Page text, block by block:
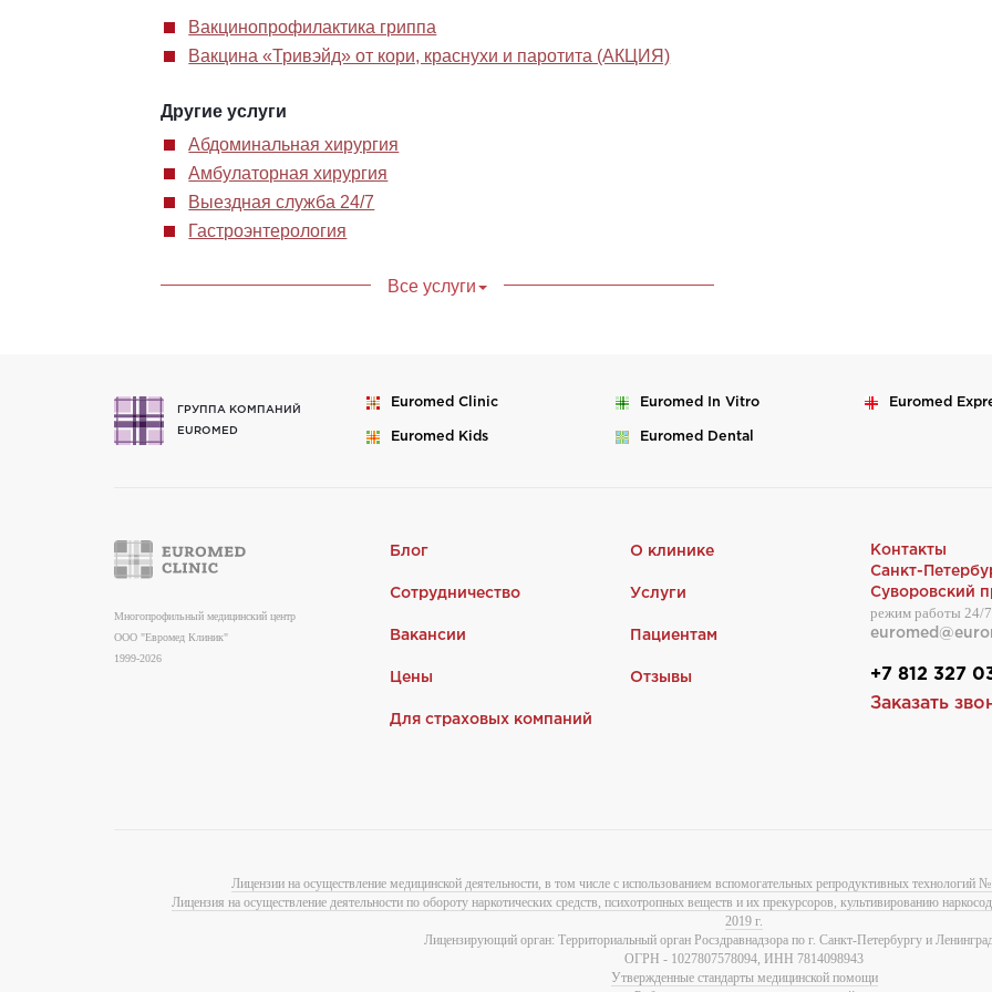
Вакцинопрофилактика гриппа
Вакцина «Тривэйд»‎ от кори, краснухи и паротита (АКЦИЯ)
Другие услуги
Абдоминальная хирургия
Амбулаторная хирургия
Выездная служба 24/7
Гастроэнтерология
Все услуги
ГРУППА КОМПАНИЙ
EUROMED
Euromed Clinic Euromed In Vitro Euromed
Euromed Kids Euromed Dental
Многопрофильный медицинский центр
ООО "Евромед Клиник"
1999-2026
Блог О клинике
Сотрудничество Услуги
Вакансии Пациентам
Цены Отзывы
Для страховых компаний
Контакты
Санкт-
Суворовский
режим работы 24/7
+7 812 327
Заказать
Лицензии на осуществление медицинской деятельности, в том числе с использованием вспомогательных репродуктивных
Лицензия на осуществление деятельности по обороту наркотических средств, психотропных веществ и их прекурсоров, культивированию
2019 г.
Лицензирующий орган: Территориальный орган Росздравнадзора по г. Санкт-Петербургу и
ОГРН - 1027807578094, ИНН 7814098943
Утвержденные стандарты медицинской помощи